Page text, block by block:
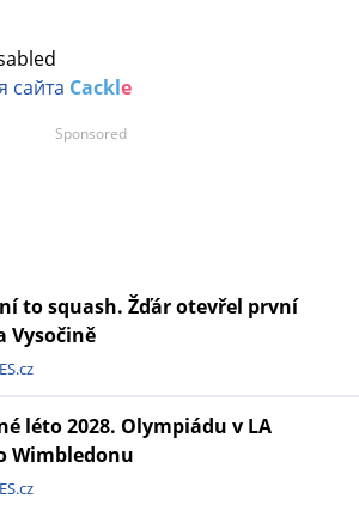
сайта Cackle
to squash. Žďár otevřel první
Vysočině
léto 2028. Olympiádu v LA
Wimbledonu
Sponsored